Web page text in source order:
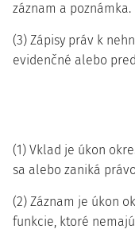
záznam a poznámka.
(3) Zápisy práv k
evidenčné alebo
(1) Vklad je úkon
sa alebo zaniká
(2) Záznam je úkon
funkcie, ktoré